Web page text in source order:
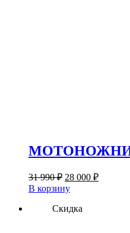
31 990₽ Первоначальная
цена
составляла
31
28 000 ₽Текущая
В корзину
Скидка